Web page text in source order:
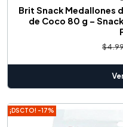
Brit Snack Medallones
de Coco 80 g –
¡DSCTO! -17%